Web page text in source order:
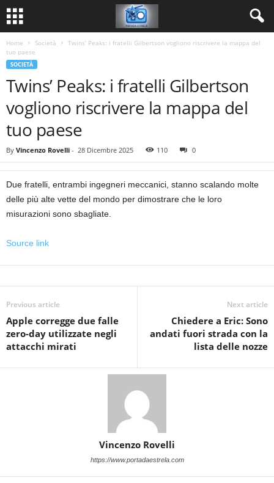
Home Società
Twins’ Peaks: i fratelli Gilbertson vogliono riscrivere la mappa del
tuo paese
SOCIETÀ
Twins’ Peaks: i fratelli Gilbertson
vogliono riscrivere la mappa del
tuo paese
By Vincenzo Rovelli - 28 Dicembre 2025 110 0
Due fratelli, entrambi ingegneri meccanici, stanno scalando molte
delle più alte vette del mondo per dimostrare che le loro
misurazioni sono sbagliate.
Source link
Previous article
Apple corregge due falle
zero-day utilizzate negli
attacchi mirati
Next article
Chiedere a Eric: Sono
andati fuori strada con la
lista delle nozze
Vincenzo Rovelli
https://www.portadaestrela.com